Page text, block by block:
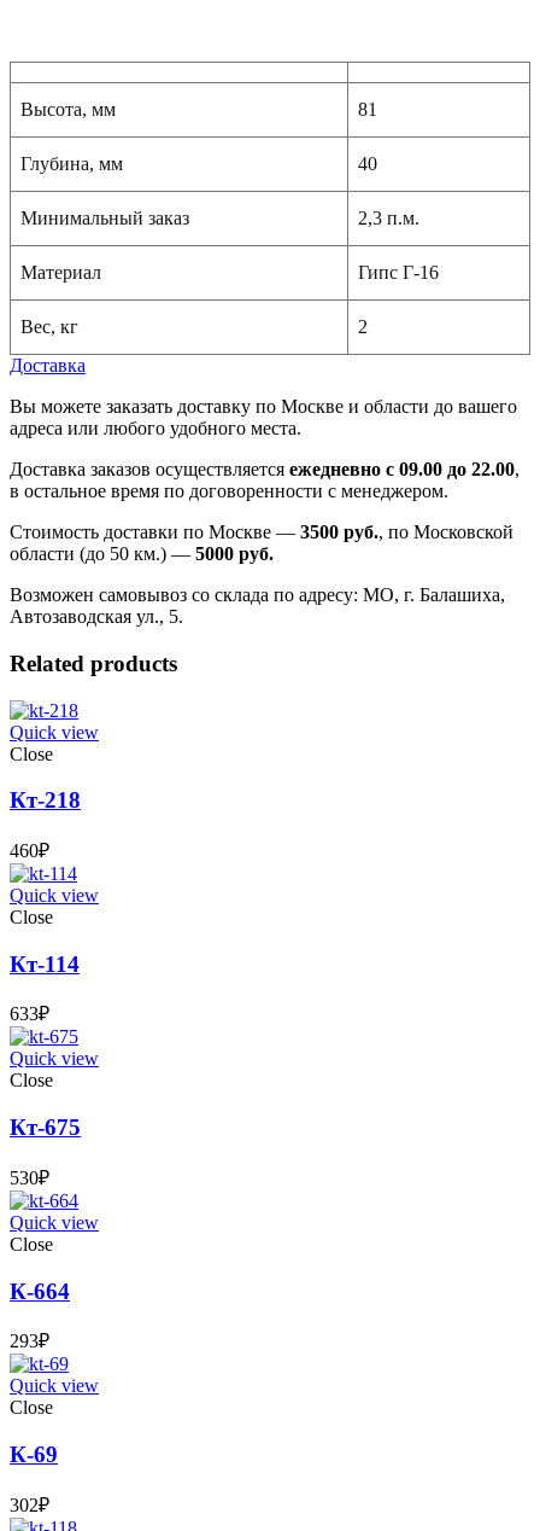
Высота, мм 81
Глубина, мм 40
Минимальный заказ 2,3 п.м.
Материал Гипс Г-16
Вес, кг
2
Доставка
Вы можете заказать доставку по Москве и области до вашего
адреса или любого удобного места.
Доставка заказов осуществляется ежедневно с 09.00 до 22.00,
в остальное время по договоренности с менеджером.
Стоимость доставки по Москве — 3500 руб., по Московской
области (до 50 км.) — 5000 руб.
Возможен самовывоз со склада по адресу: МО, г. Балашиха,
Автозаводская ул., 5.
Related products
Quick view
Close
Кт-218
460₽
Quick view
Close
Кт-114
633₽
Quick view
Close
Кт-675
530₽
Quick view
Close
К-664
293₽
Quick view
Close
К-69
302₽